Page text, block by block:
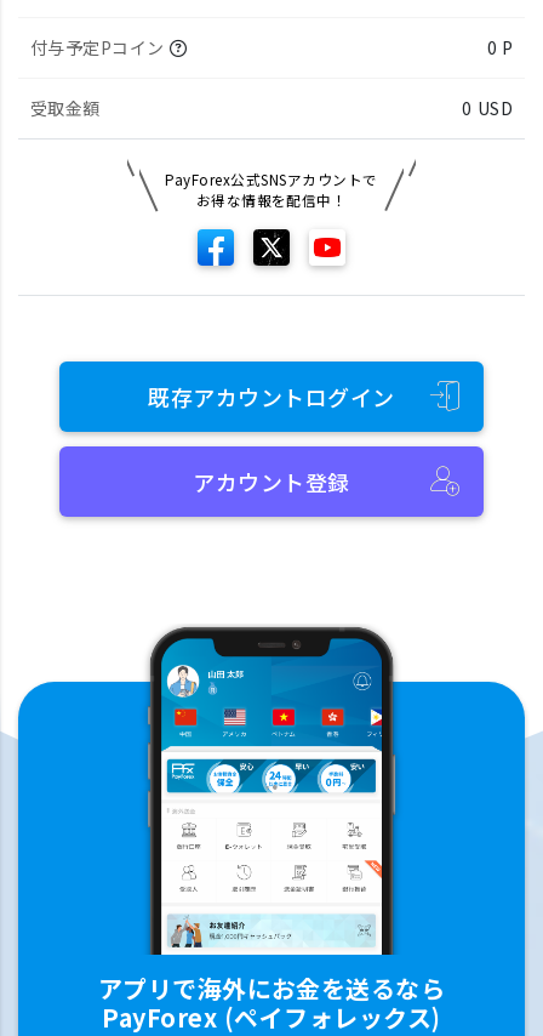
付与予定Pコイン 0 P
受取金額 0 USD
PayForex公式SNSアカウントで
お得な情報を配信中！
既存アカウントログイン
アカウント登録
アプリで海外にお金を送るなら
PayForex (ペイフォレックス)